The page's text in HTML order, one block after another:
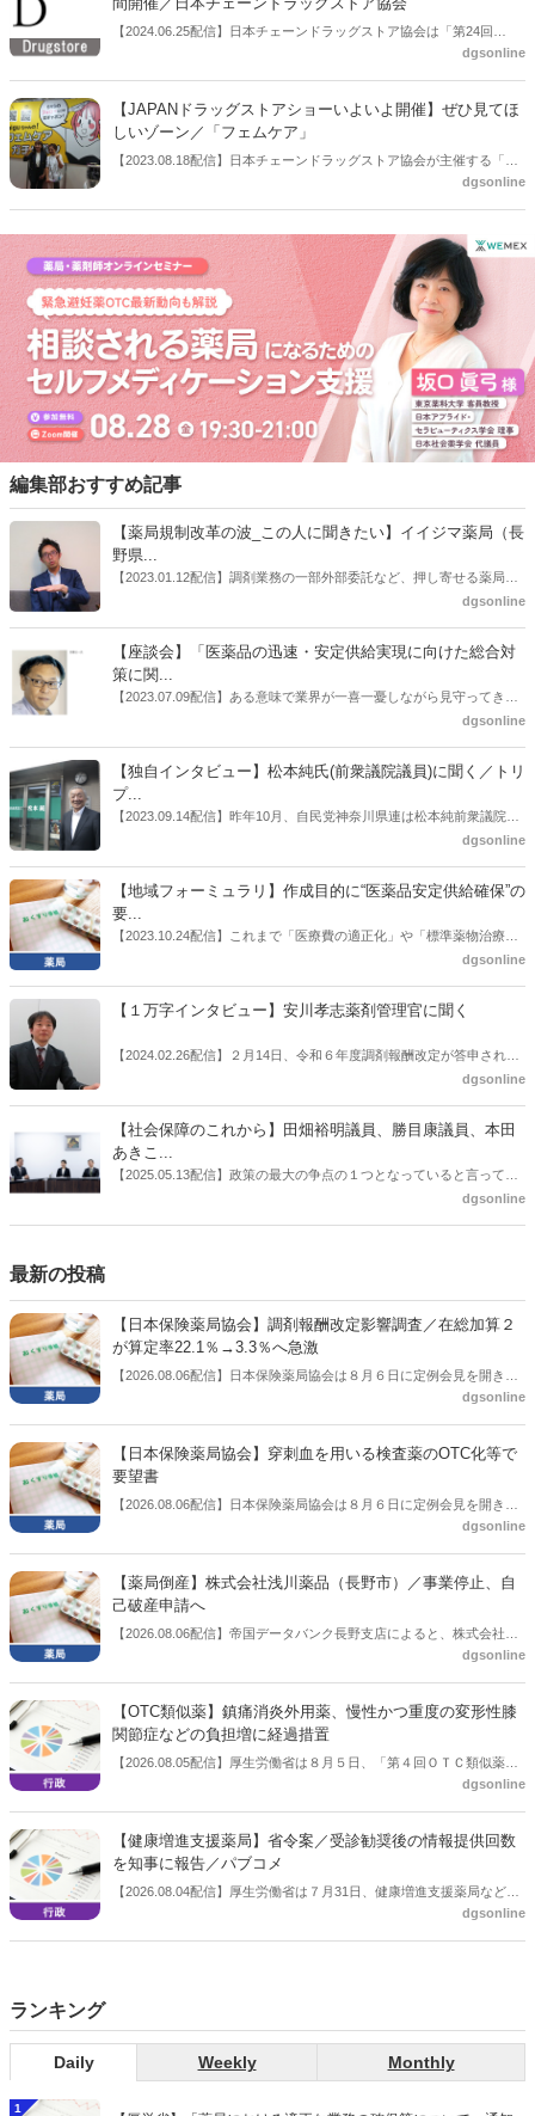
【2024.06.25配信】日本チェーンドラッグストア協会は「第24回
JAPANドラッグストアショー」を2024年8月30日〜9月1日の３日間に
dgsonline
【JAPANドラッグストアショーいよいよ開催】ぜひ見てほ
しいゾーン／「フェムケア」
【2023.08.18配信】日本チェーンドラッグストア協会が主催する「第
23回JANPANドラッグストアショー」がいよいよ2023年8月18日
の２日間。この記事では、編集部おすすめのコーナーとして「フェム
ケア」ゾーンをご紹介する。
dgsonline
編集部おすすめ記事
【薬局規制改革の波_この人に聞きたい】イイジマ薬局（長
野県...
【2023.01.12配信】調剤業務の一部外部委託など、押し寄せる薬局業
界への規制改革の波。この規制改革の波を薬局業界はどう受け止めた
はないだろうか。本紙ではこうした問題について、厚労省「薬局薬剤
師の業務及び薬局の機能に関するワーキンググループ」に参考人とし
ても出席していたイイジマ薬局（長野県上田市）開設者である飯島裕
dgsonline
【座談会】「医薬品の迅速・安定供給実現に向けた総合対
策に関...
【2023.07.09配信】ある意味で業界が一喜一憂しながら見守ってきた
厚労省「医薬品の迅速・安定供給実現に向けた総合対策に関する有識
書がとりまとめられた。ドラビズon-lineでは検討会を総括する目的で
厚労省医政局医薬産業振興・医療情報企画課長（医薬産業振興・医療
情報企画課セルフケア・セルフメディケーション推進室長併任）安藤
公一氏や青山学院大学名誉教授の三村優美子氏、 日本保険薬局協会医
dgsonline
【独自インタビュー】松本純氏(前衆議院議員)に聞く／トリ
プ...
【2023.09.14配信】昨年10月、自民党神奈川県連は松本純前衆議院議
員を「自民党神奈川1区」（横浜市中区・磯子区・金沢区）の支部長
候補の前提となるもの。薬剤師に関わる政策に広く・深く関わってき
た同氏の復活に向けた薬剤師業界の期待には熱いものがある。不透明
感の払拭できない医療・介護・障害者サービスのトリプル改定等へ
の、薬剤師業界の強い危機感の裏返しといってもいいだろう。本稿で
dgsonline
【地域フォーミュラリ】作成目的に“医薬品安定供給確保”の
要...
【2023.10.24配信】これまで「医療費の適正化」や「標準薬物治療の
推進」などが目的とされることが多かった地域フォーミュラリの作
た。医薬品の安定供給確保だ。10月22日に開かれた「日本フォーミュ
飯田市）は、会員薬局から安定供給確保への強い要望があったことを
受け、安定供給確保が見込めるPPI３成分について銘柄を含めて選定
dgsonline
【１万字インタビュー】安川孝志薬剤管理官に聞く
【2024.02.26配信】２月14日、令和６年度調剤報酬改定が答申され
た。本紙では、厚生労働省保険局医療課・薬剤管理官の安川孝志氏
dgsonline
【社会保障のこれから】田畑裕明議員、勝目康議員、本田
あきこ...
【2025.05.13配信】政策の最大の争点の１つとなっていると言っても
よいのが社会保障のこれからのあり方だ。特に与党では、政府関係者
dgsonline
最新の投稿
【日本保険薬局協会】調剤報酬改定影響調査／在総加算２
が算定率22.1％→3.3％へ急激
【2026.08.06配信】日本保険薬局協会は８月６日に定例会見を開き、
「令和８年度調剤報酬改定に係る保険薬局への影響」の調査結果を公
3.3％へ大きく低下した。
dgsonline
【日本保険薬局協会】穿刺血を用いる検査薬のOTC化等で
要望書
【2026.08.06配信】日本保険薬局協会は８月６日に定例会見を開き、
「穿刺血を用いる検査薬のOTC化等に関する要望書」を厚生労働省 医
dgsonline
【薬局倒産】株式会社浅川薬品（長野市）／事業停止、自
己破産申請へ
【2026.08.06配信】帝国データバンク長野支店によると、株式会社浅
川薬品（長野市）は7月31日に事業を停止し、自己破産申請の準備に
dgsonline
【OTC類似薬】鎮痛消炎外用薬、慢性かつ重度の変形性膝
関節症などの負担増に経過措置
【2026.08.05配信】厚生労働省は８月５日、「第４回ＯＴＣ類似薬の
保険給付の見直しの実施に向けた技術的検討会」を開催。「中間とり
会等に報告し、令和８年秋頃を目途に結論を得る予定。
dgsonline
【健康増進支援薬局】省令案／受診勧奨後の情報提供回数
を知事に報告／パブコメ
【2026.08.04配信】厚生労働省は７月31日、健康増進支援薬局などに
関する省令案を示し、パブコメを開始した。受診勧奨を行った後に、
dgsonline
ランキング
Daily Weekly Monthly
1